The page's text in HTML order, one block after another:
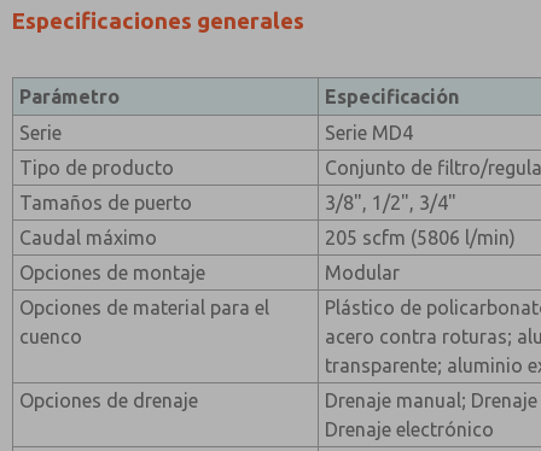
Especificaciones generales
Parámetro
Especificación
Serie
Serie MD4
Tipo de producto
Conjunto de filtro/
Tamaños de puerto
3/8", 1/2", 3/4"
Caudal máximo
205 scfm (5806 l/min)
Opciones de montaje
Modular
Opciones de material para el
cuenco
Plástico de
acero contra roturas;
transparente; aluminio
Opciones de drenaje
Drenaje manual;
Drenaje electrónico